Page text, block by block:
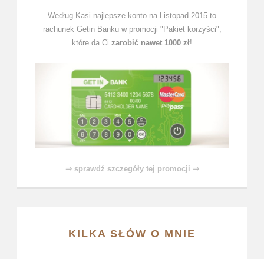
Według Kasi najlepsze konto na Listopad 2015 to
rachunek Getin Banku w promocji "Pakiet korzyści",
które da Ci zarobić nawet 1000 zł!
⇒ sprawdź szczegóły tej promocji ⇒
KILKA SŁÓW O MNIE